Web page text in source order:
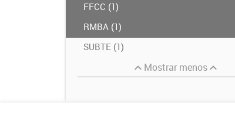
FFCC (1)
RMBA (1)
SUBTE (1)
Mostrar menos